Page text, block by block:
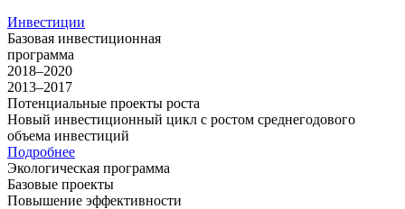
Инвестиции
Базовая инвестиционная
программа
2018–2020
2013–2017
Потенциальные проекты роста
Новый инвестиционный цикл с ростом среднегодового
объема инвестиций
Подробнее
Экологическая программа
Базовые проекты
Повышение эффективности